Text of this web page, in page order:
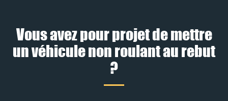
Vous avez pour projet de mettre
un véhicule non roulant au rebut
?